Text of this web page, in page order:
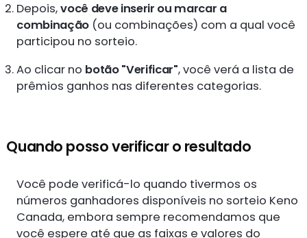
Depois,você deve inserir ou marcar a
combinação (ou combinações) com a qual você
participou no sorteio.
Ao clicar no botão "Verificar", você verá a lista de
prêmios ganhos nas diferentes categorias.
Quando posso verificar o resultado
Você pode verificá-lo quando tivermos os
números ganhadores disponíveis no sorteio Keno
Canada, embora sempre recomendamos que
você espere até que as faixas e valores do